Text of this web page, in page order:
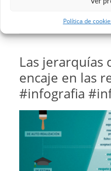
Política de
Las jerarquías
encaje en las
#infografia